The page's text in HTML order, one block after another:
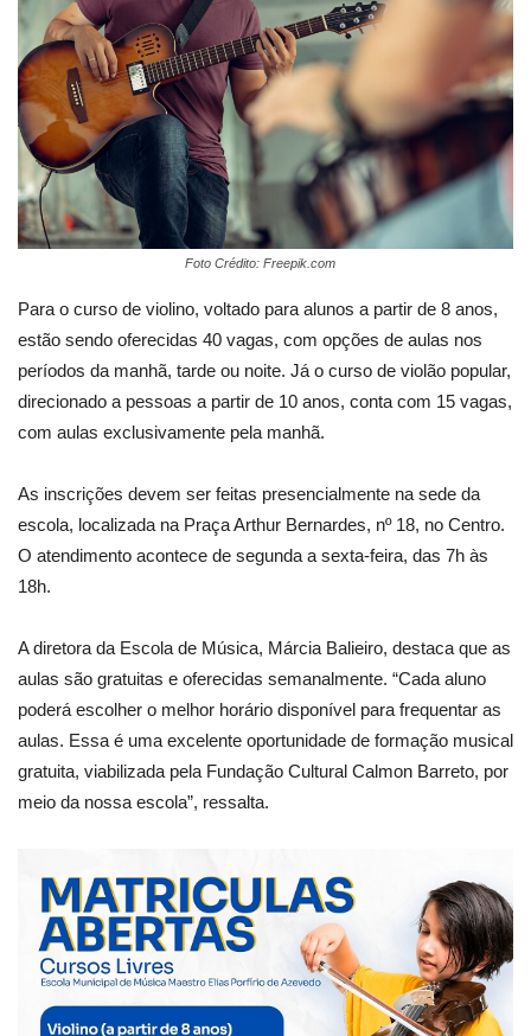
Foto Crédito: Freepik.com
Para o curso de violino, voltado para alunos a partir de 8 anos,
estão sendo oferecidas 40 vagas, com opções de aulas nos
períodos da manhã, tarde ou noite. Já o curso de violão popular,
direcionado a pessoas a partir de 10 anos, conta com 15 vagas,
com aulas exclusivamente pela manhã.
As inscrições devem ser feitas presencialmente na sede da
escola, localizada na Praça Arthur Bernardes, nº 18, no Centro.
O atendimento acontece de segunda a sexta-feira, das 7h às
18h.
A diretora da Escola de Música, Márcia Balieiro, destaca que as
aulas são gratuitas e oferecidas semanalmente. “Cada aluno
poderá escolher o melhor horário disponível para frequentar as
aulas. Essa é uma excelente oportunidade de formação musical
gratuita, viabilizada pela Fundação Cultural Calmon Barreto, por
meio da nossa escola”, ressalta.